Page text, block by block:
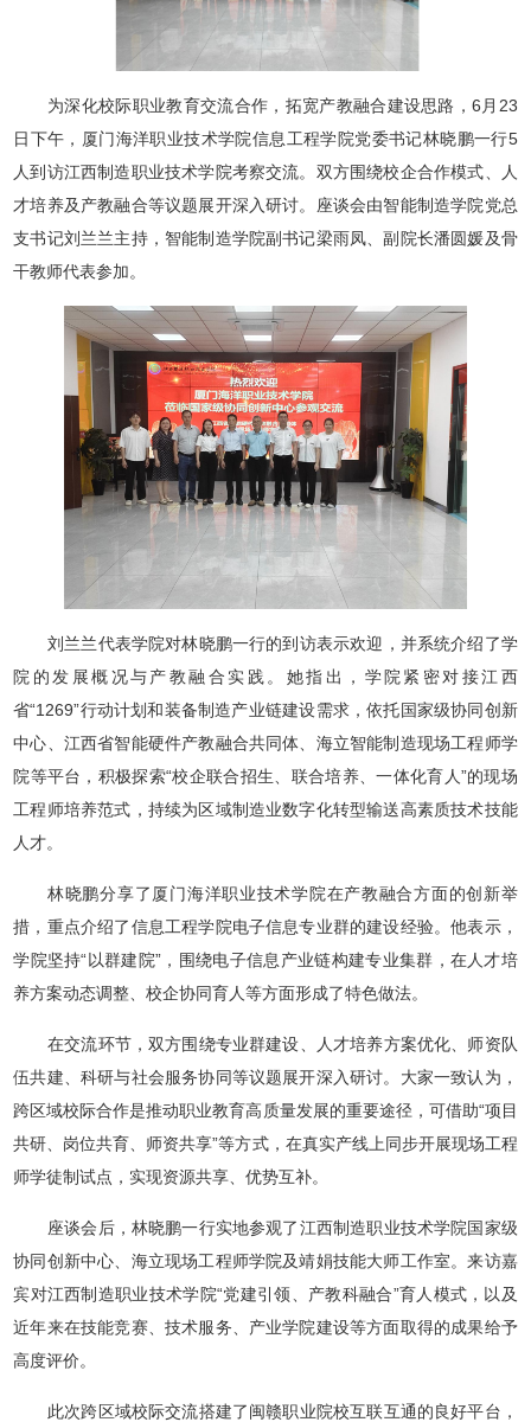
为深化校际职业教育交流合作，拓宽产教融合建设思路，6月23
日下午，厦门海洋职业技术学院信息工程学院党委书记林晓鹏一行5
人到访江西制造职业技术学院考察交流。双方围绕校企合作模式、人
才培养及产教融合等议题展开深入研讨。座谈会由智能制造学院党总
支书记刘兰兰主持，智能制造学院副书记梁雨凤、副院长潘圆媛及骨
干教师代表参加。
刘兰兰代表学院对林晓鹏一行的到访表示欢迎，并系统介绍了学
院的发展概况与产教融合实践。她指出，学院紧密对接江西
省“1269”行动计划和装备制造产业链建设需求，依托国家级协同创新
中心、江西省智能硬件产教融合共同体、海立智能制造现场工程师学
院等平台，积极探索“校企联合招生、联合培养、一体化育人”的现场
工程师培养范式，持续为区域制造业数字化转型输送高素质技术技能
人才。
林晓鹏分享了厦门海洋职业技术学院在产教融合方面的创新举
措，重点介绍了信息工程学院电子信息专业群的建设经验。他表示，
学院坚持“以群建院”，围绕电子信息产业链构建专业集群，在人才培
养方案动态调整、校企协同育人等方面形成了特色做法。
在交流环节，双方围绕专业群建设、人才培养方案优化、师资队
伍共建、科研与社会服务协同等议题展开深入研讨。大家一致认为，
跨区域校际合作是推动职业教育高质量发展的重要途径，可借助“项目
共研、岗位共育、师资共享”等方式，在真实产线上同步开展现场工程
师学徒制试点，实现资源共享、优势互补。
座谈会后，林晓鹏一行实地参观了江西制造职业技术学院国家级
协同创新中心、海立现场工程师学院及靖娟技能大师工作室。来访嘉
宾对江西制造职业技术学院“党建引领、产教科融合”育人模式，以及
近年来在技能竞赛、技术服务、产业学院建设等方面取得的成果给予
高度评价。
此次跨区域校际交流搭建了闽赣职业院校互联互通的良好平台，